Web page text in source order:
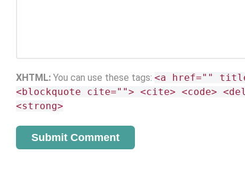
XHTML:You can use these tags: <a href=""
<blockquote cite=""> <cite> <code>
<strong>